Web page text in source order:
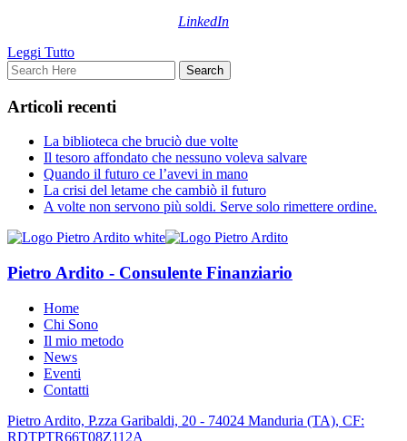
LinkedIn
Leggi Tutto
Articoli recenti
La biblioteca che bruciò due volte
Il tesoro affondato che nessuno voleva salvare
Quando il futuro ce l’avevi in mano
La crisi del letame che cambiò il futuro
A volte non servono più soldi. Serve solo rimettere ordine.
Pietro Ardito - Consulente Finanziario
Home
Chi Sono
Il mio metodo
News
Eventi
Contatti
Pietro Ardito, P.zza Garibaldi, 20 - 74024 Manduria (TA), CF:
RDTPTR66T08Z112A